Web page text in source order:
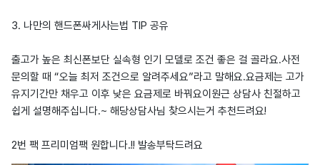
3. 나만의 핸드폰싸게사는법 TIP 공유
출고가 높은 최신폰보단 실속형 인기 모델로 조건 좋은 걸 골라요.사전
문의할 때 “오늘 최저 조건으로 알려주세요”라고 말해요.요금제는 고가
유지기간만 채우고 이후 낮은 요금제로 바꿔요이원근 상담사 친절하고
쉽게 설명해주십니다.~ 해당상담사님 찾으시는거 추천드려요!
2번 팩 프리미엄팩 원합니다.!! 발송부탁드려요